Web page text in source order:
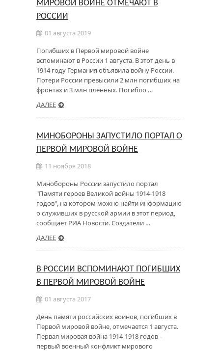
МИРОВОЙ ВОЙНЕ ОТМЕЧАЮТ В
РОССИИ
01 августа 2019
Погибших в Первой мировой войне
вспоминают в России 1 августа. В этот день в
1914 году Германия объявила войну России.
Потери России превысили 2 млн погибших на
фронтах и 3 млн пленных. Погибло …
ДАЛЕЕ
МИНОБОРОНЫ ЗАПУСТИЛО ПОРТАЛ О
ПЕРВОЙ МИРОВОЙ ВОЙНЕ
11 ноября 2018
Минобороны России запустило портал
"Памяти героев Великой войны 1914-1918
годов", на котором можно найти информацию
о служивших в русской армии в этот период,
сообщает РИА Новости. Создатели …
ДАЛЕЕ
В РОССИИ ВСПОМИНАЮТ ПОГИБШИХ
В ПЕРВОЙ МИРОВОЙ ВОЙНЕ
01 августа 2017
День памяти российских воинов, погибших в
Первой мировой войне, отмечается 1 августа.
Первая мировая война 1914-1918 годов -
первый военный конфликт мирового